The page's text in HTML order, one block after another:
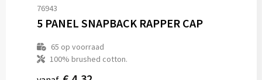
76943
5 PANEL SNAPBACK RAPPER CAP
65 op voorraad
100% brushed cotton.